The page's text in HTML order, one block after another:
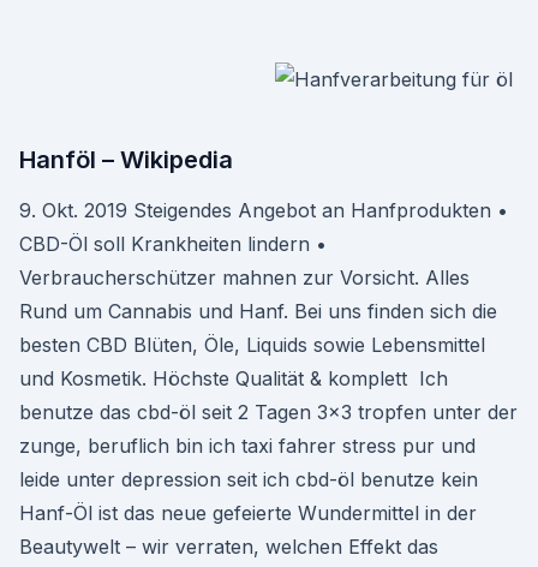
Hanföl – Wikipedia
9. Okt. 2019 Steigendes Angebot an Hanfprodukten •
CBD-Öl soll Krankheiten lindern •
Verbraucherschützer mahnen zur Vorsicht. Alles
Rund um Cannabis und Hanf. Bei uns finden sich die
besten CBD Blüten, Öle, Liquids sowie Lebensmittel
und Kosmetik. Höchste Qualität & komplett Ich
benutze das cbd-öl seit 2 Tagen 3×3 tropfen unter der
zunge, beruflich bin ich taxi fahrer stress pur und
leide unter depression seit ich cbd-öl benutze kein
Hanf-Öl ist das neue gefeierte Wundermittel in der
Beautywelt – wir verraten, welchen Effekt das